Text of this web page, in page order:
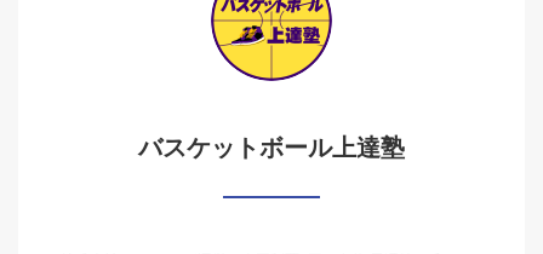
バスケットボール上達塾